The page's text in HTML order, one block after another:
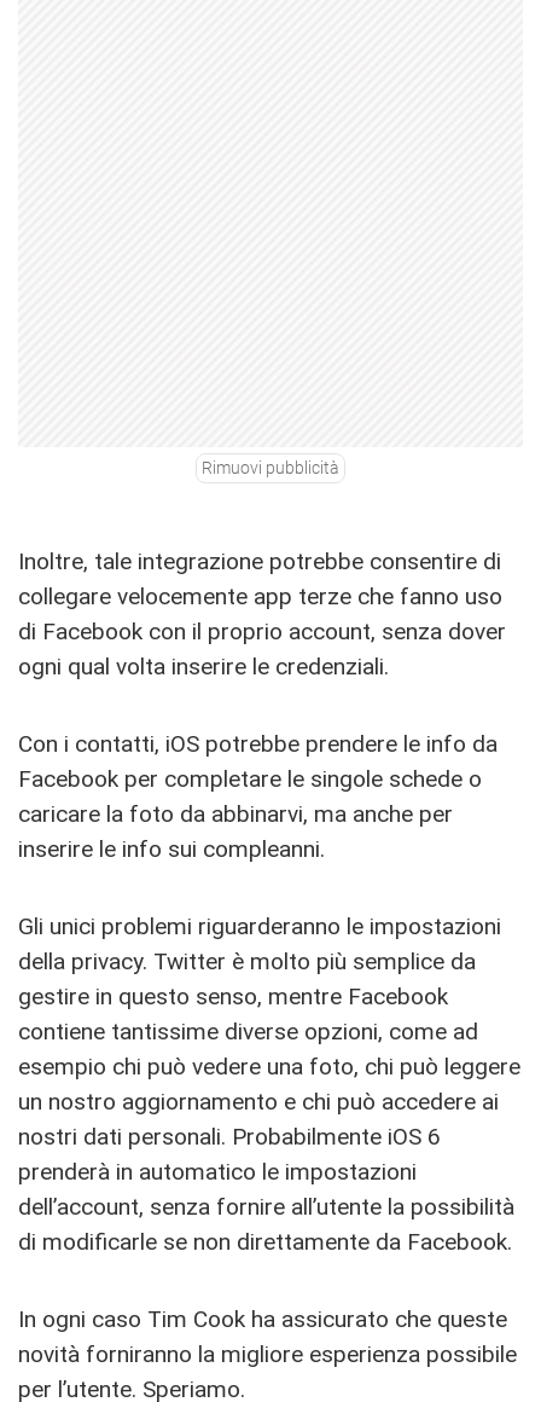
Rimuovi pubblicità
Inoltre, tale integrazione potrebbe consentire di
collegare velocemente app terze che fanno uso
di Facebook con il proprio account, senza dover
ogni qual volta inserire le credenziali.
Con i contatti, iOS potrebbe prendere le info da
Facebook per completare le singole schede o
caricare la foto da abbinarvi, ma anche per
inserire le info sui compleanni.
Gli unici problemi riguarderanno le impostazioni
della privacy. Twitter è molto più semplice da
gestire in questo senso, mentre Facebook
contiene tantissime diverse opzioni, come ad
esempio chi può vedere una foto, chi può leggere
un nostro aggiornamento e chi può accedere ai
nostri dati personali. Probabilmente iOS 6
prenderà in automatico le impostazioni
dell’account, senza fornire all’utente la possibilità
di modificarle se non direttamente da Facebook.
In ogni caso Tim Cook ha assicurato che queste
novità forniranno la migliore esperienza possibile
per l’utente. Speriamo.